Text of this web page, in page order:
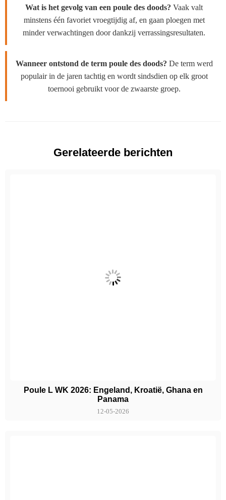
Wat is het gevolg van een poule des doods? Vaak valt
minstens één favoriet vroegtijdig af, en gaan ploegen met
minder verwachtingen door dankzij verrassingsresultaten.
Wanneer ontstond de term poule des doods? De term werd
populair in de jaren tachtig en wordt sindsdien op elk groot
toernooi gebruikt voor de zwaarste groep.
Gerelateerde berichten
Poule L WK 2026: Engeland, Kroatië, Ghana en
Panama
12-05-2026